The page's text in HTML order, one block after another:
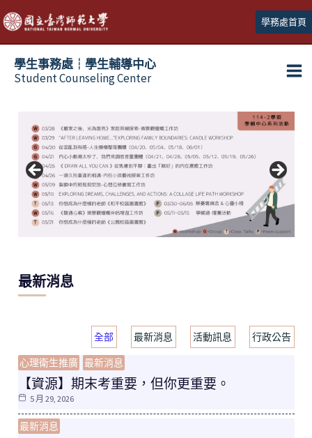
跳
至
主
學務處首頁
學生事務處┆學生輔導中心
Student Counseling Center
最新消息
全部 最新消息 活動訊息 行政公告
心理衛生推廣 最新消息
【資源】期末考重要，但你更重要。
5 月 29, 2026
最新消息